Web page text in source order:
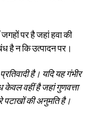
पर है जहां हवा की
है न कि उत्पादन पर।
है। यदि यह गंभीर
केवल वहीं है जहां गुणवत्ता
पटाखों की अनुमति है।